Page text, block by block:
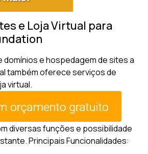
e Loja Virtual para
domínios e hospedagem de sites a
também oferece serviços de
virtual.
diversas funções e possibilidade
Principais Funcionalidades: